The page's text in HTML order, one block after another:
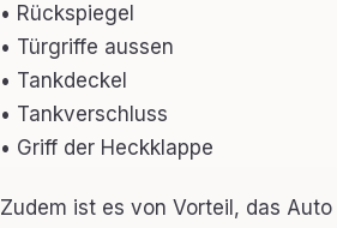
• Rückspiegel
• Türgriffe aussen
• Tankdeckel
• Tankverschluss
• Griff der Heckklappe
Zudem ist es von Vorteil, das